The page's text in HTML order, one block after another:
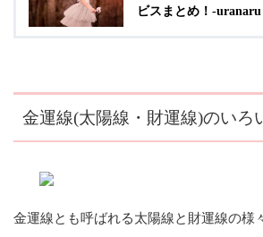
ビスまとめ！-uranaru
金運線(太陽線・財運線)のいろ
金運線とも呼ばれる太陽線と財運線の様